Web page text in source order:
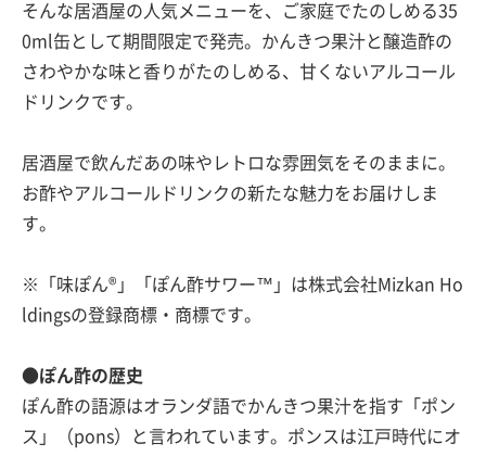
そんな居酒屋の人気メニューを、ご家庭でたのしめる35
0ml缶として期間限定で発売。かんきつ果汁と醸造酢の
さわやかな味と香りがたのしめる、甘くないアルコール
ドリンクです。
居酒屋で飲んだあの味やレトロな雰囲気をそのままに。
お酢やアルコールドリンクの新たな魅力をお届けしま
す。
※「味ぽん®」「ぽん酢サワー™」は株式会社Mizkan Ho
ldingsの登録商標・商標です。
●ぽん酢の歴史
ぽん酢の語源はオランダ語でかんきつ果汁を指す「ポン
ス」（pons）と言われています。ポンスは江戸時代にオ